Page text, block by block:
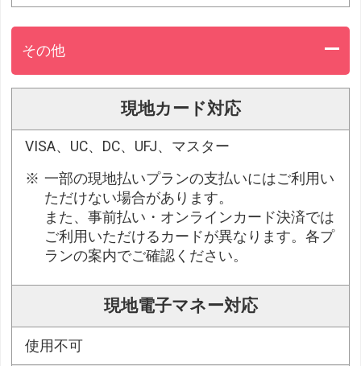
その他
現地カード対応
VISA、UC、DC、UFJ、マスター
一部の現地払いプランの支払いにはご利用い
ただけない場合があります。
また、事前払い・オンラインカード決済では
ご利用いただけるカードが異なります。各プ
ランの案内でご確認ください。
現地電子マネー対応
使用不可